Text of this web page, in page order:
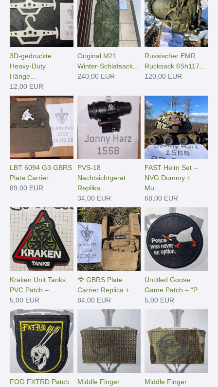
3D-gedruckte
Heavy-Duty
Hänge­...
12,00 EUR
Original M21
Winter-Schlafsack...
240,00 EUR
Russischer EMR
Rucksack 6Sh117...
120,00 EUR
LBT 6094 G3 GBRS
Plate Carrier...
89,00 EUR
PVS-18
Nachtsichtgerät
Replika...
34,00 EUR
FAST Helm Set –
NVG Dummy +
Mu...
68,00 EUR
Kraken Unit Tanks
PVC Patch – ...
5,00 EUR
🦅 GBRS Plate
Carrier Replica +...
84,00 EUR
Untitled Goose
Game Patch – “P...
5,00 EUR
FOG FXTRD Patch
Middle Finger
Middle Finger